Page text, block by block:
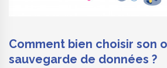
Comment bien choisir son
sauvegarde de données ?